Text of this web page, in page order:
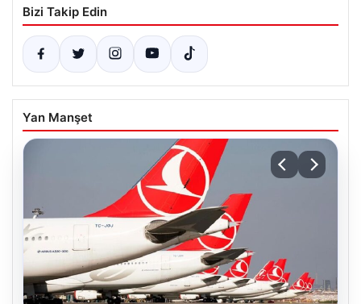
Bizi Takip Edin
Yan Manşet